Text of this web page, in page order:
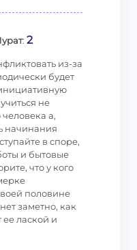
: 2
из-за
будет
не
а,
начинания
в споре,
и бытовые
что у кого
половине
заметно, как
ее лаской и